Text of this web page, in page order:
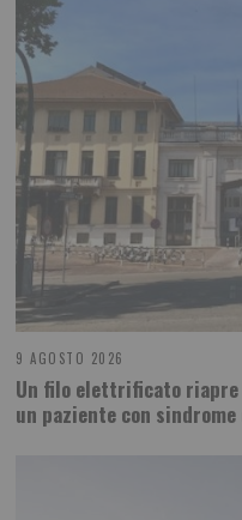
9 AGOSTO 2026
Un filo elettrificato riapre
un paziente con